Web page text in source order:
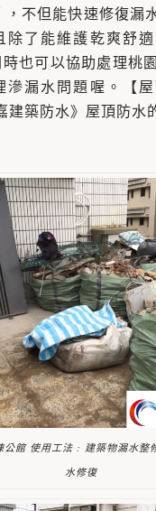
，不但能快速修復漏
除了能維護乾爽舒
也可以協助處理桃
滲漏水問題喔。【
建築防水》屋頂防水
公館 使用工法 : 建築物漏水整
水修復